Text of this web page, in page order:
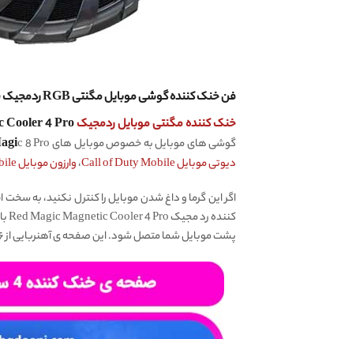
فن خنک کننده گوشی موبایل مگنتی ‌RGB ردمجیک Nubia RedMagic Magnetic Cooler 4 Pro، طراحی آهنربایی
خنک کننده مگنتی موبایل ردمجیکRedMagic Magnetic Cooler 4 Pro،
گوشی های موبایل به خصوص موبایل هایc 8 Pro+ سازگار می‌باشد. در بازی های بتل رویال سنگینن مانند
دیوتی موبایل Call of Duty Mobile
،وارزون موبایل Warzone Mobile
اگر این گرما و داغ شدن موبایل را کنترل نکنید، به
کنندهرد مجیک Red Magic Magnetic Cooler 4 Pro با کاهش پایدار دمای موبایل شما، از سلامت باتری و موبایلتان محافظت می‌کند. طراحی این خنک کننده به گونه ای است
پشت موبایل شما متصل شود. این صفحه ی آهنربایی از ۱۶ آهنربای قوی تشکیل شده تا به خوبی به بدنه موبایل شما بچسبد.